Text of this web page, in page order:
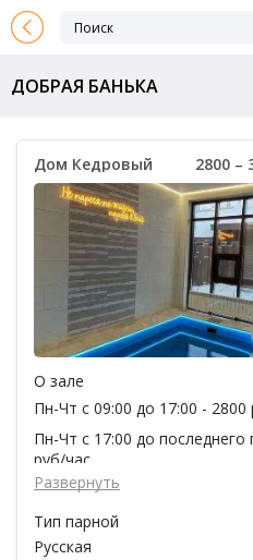
ДОБРАЯ БАНЬКА
Дом Кедровый 2800 –
О зале
Пн-Чт с 09:00 до 17:00 - 2800
Пн-Чт с 17:00 до последнего
руб/час
Пт-Вс с 09:00 до последнего
Развернуть
Тип парной
Русская